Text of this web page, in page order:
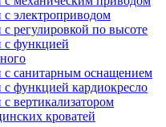
электроприводом
регулировкой по высоте
с функцией
санитарным оснащением
функцией кардиокресло
вертикализатором
кроватей